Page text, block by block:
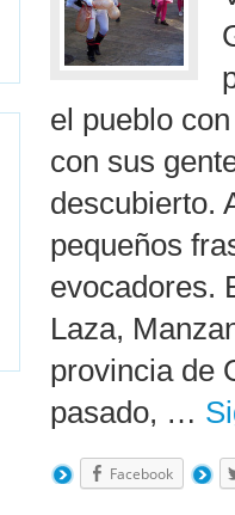
el pueblo
con sus
descubierto.
pequeños
evocadores.
Laza,
provincia de
pasado, …
Facebook